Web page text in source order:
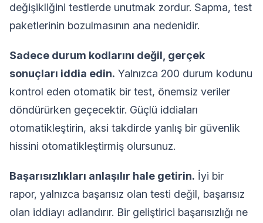
değişikliğini testlerde unutmak zordur. Sapma, test
paketlerinin bozulmasının ana nedenidir.
Sadece durum kodlarını değil, gerçek
sonuçları iddia edin. Yalnızca 200 durum kodunu
kontrol eden otomatik bir test, önemsiz veriler
döndürürken geçecektir. Güçlü iddiaları
otomatikleştirin, aksi takdirde yanlış bir güvenlik
hissini otomatikleştirmiş olursunuz.
Başarısızlıkları anlaşılır hale getirin. İyi bir
rapor, yalnızca başarısız olan testi değil, başarısız
olan iddiayı adlandırır. Bir geliştirici başarısızlığı ne